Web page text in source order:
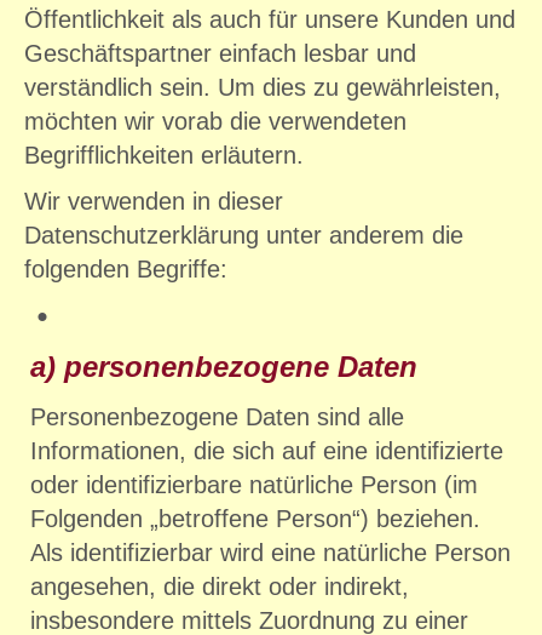
Öffentlichkeit als auch für unsere Kunden und
Geschäftspartner einfach lesbar und
verständlich sein. Um dies zu gewährleisten,
möchten wir vorab die verwendeten
Begrifflichkeiten erläutern.
Wir verwenden in dieser
Datenschutzerklärung unter anderem die
folgenden Begriffe:
a) personenbezogene Daten
Personenbezogene Daten sind alle
Informationen, die sich auf eine identifizierte
oder identifizierbare natürliche Person (im
Folgenden „betroffene Person“) beziehen.
Als identifizierbar wird eine natürliche Person
angesehen, die direkt oder indirekt,
insbesondere mittels Zuordnung zu einer